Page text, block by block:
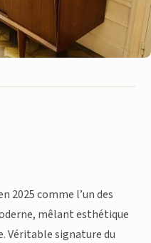
2025 comme l’un des
mêlant esthétique
Véritable signature du